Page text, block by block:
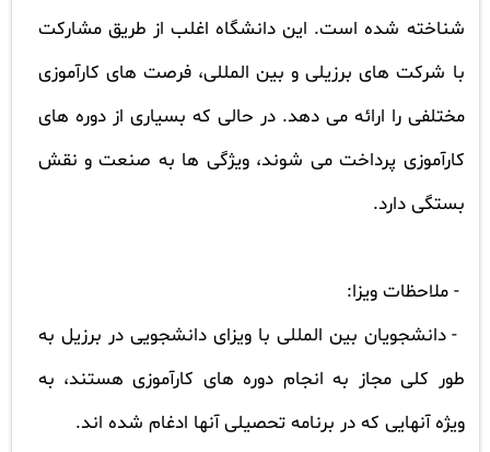
شناخته شده است. این دانشگاه اغلب از طریق مشارکت
با شرکت های برزیلی و بین المللی، فرصت های کارآموزی
مختلفی را ارائه می دهد. در حالی که بسیاری از دوره های
کارآموزی پرداخت می شوند، ویژگی ها به صنعت و نقش
بستگی دارد.
- ملاحظات ویزا:
- دانشجویان بین المللی با ویزای دانشجویی در برزیل به
طور کلی مجاز به انجام دوره های کارآموزی هستند، به
ویژه آنهایی که در برنامه تحصیلی آنها ادغام شده اند.